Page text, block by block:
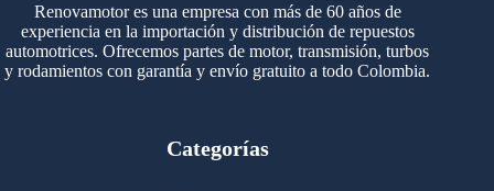
Renovamotor es una empresa con más de 60 años de
experiencia en la importación y distribución de repuestos
automotrices. Ofrecemos partes de motor, transmisión, turbos
y rodamientos con garantía y envío gratuito a todo Colombia.
Categorías